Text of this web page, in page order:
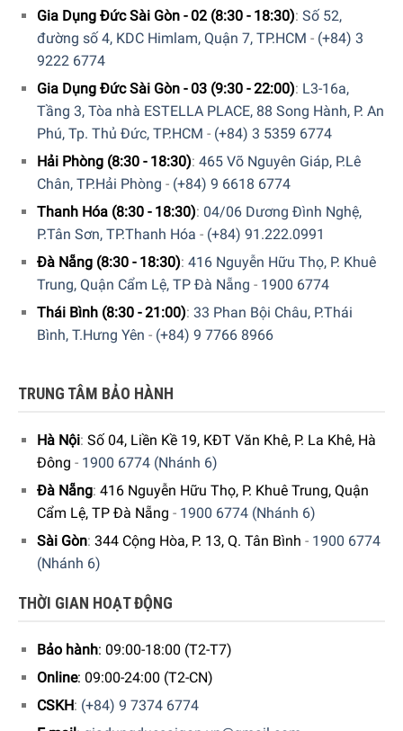
tiết và đặt mua sản phẩm. Hoặc đặt hàng trực tiếp trên
website. Gia dụng Đức Sài Gòn sẽ gọi lại để xác nhận đơn
hàng với quý khách.
CAM KẾT:
Bảo hành bằng thẻ bảo hành chính hãng từ công ty
5/5 - (1 bình chọn)
Gia Dụng Đức Sài Gòn - 02 (8:30 - 18:30): Số 52,
đường số 4, KDC Himlam, Quận 7, TP.HCM - (+84) 3
9222 6774
Gia Dụng Đức Sài Gòn - 03 (9:30 - 22:00): L3-16a,
Tầng 3, Tòa nhà ESTELLA PLACE, 88 Song Hành, P. An
Phú, Tp. Thủ Đức, TP.HCM - (+84) 3 5359 6774
Hải Phòng (8:30 - 18:30): 465 Võ Nguyên Giáp, P.Lê
Chân, TP.Hải Phòng - (+84) 9 6618 6774
Thanh Hóa (8:30 - 18:30): 04/06 Dương Đình Nghệ,
P.Tân Sơn, TP.Thanh Hóa - (+84) 91.222.0991
Đà Nẵng (8:30 - 18:30): 416 Nguyễn Hữu Thọ, P. Khuê
Trung, Quận Cẩm Lệ, TP Đà Nẵng - 1900 6774
Thái Bình (8:30 - 21:00): 33 Phan Bội Châu, P.Thái
Bình, T.Hưng Yên - (+84) 9 7766 8966
TRUNG TÂM BẢO HÀNH
Hà Nội: Số 04, Liền Kề 19, KĐT Văn Khê, P. La Khê, Hà
Đông - 1900 6774 (Nhánh 6)
Đà Nẵng: 416 Nguyễn Hữu Thọ, P. Khuê Trung, Quận
Cẩm Lệ, TP Đà Nẵng - 1900 6774 (Nhánh 6)
Sài Gòn: 344 Cộng Hòa, P. 13, Q. Tân Bình - 1900 6774
(Nhánh 6)
THỜI GIAN HOẠT ĐỘNG
Bảo hành: 09:00-18:00 (T2-T7)
Online: 09:00-24:00 (T2-CN)
CSKH: (+84) 9 7374 6774